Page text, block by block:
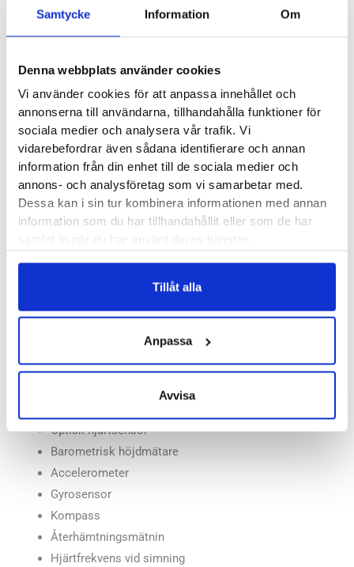
Samtycke Information Om
Denna webbplats använder cookies
Vi använder cookies för att anpassa innehållet och
annonserna till användarna, tillhandahålla funktioner för
sociala medier och analysera vår trafik. Vi
vidarebefordrar även sådana identifierare och annan
information från din enhet till de sociala medier och
annons- och analysföretag som vi samarbetar med.
Dessa kan i sin tur kombinera informationen med annan
information som du har tillhandahållit eller som de har
samlat in när du har använt deras tjänster.
Tillåt alla
Anpassa
Avvisa
3 cm skärm
Vikt med nylonband: 29 gram
Vikt med silikonband: 35 gram
Mått: 42 x 42 x 11.7 mm
Bluetoothanslutning till telefon
Vattentålighet: 50 m
Temperaturtålighet: -20°C till 60°C
Batteritid
Laddningstid – under 2 timmar
UltraMax GPS Mode – 60 timmar
Standard Full GPS – 30 timmar
Funktioner
Optisk hjärtsensor
Barometrisk höjdmätare
Accelerometer
Gyrosensor
Kompass
Återhämtningsmätnin
Hjärtfrekvens vid simning